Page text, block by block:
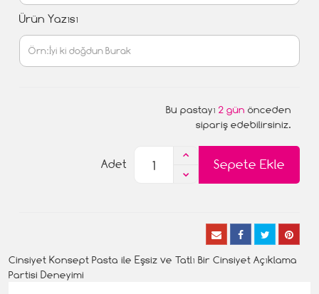
Ürün Yazısı
Bu pastayı 2 gün önceden
sipariş edebilirsiniz.
Sepete Ekle
Adet
Cinsiyet Konsept Pasta ile Eşsiz ve Tatlı Bir Cinsiyet Açıklama
Partisi Deneyimi